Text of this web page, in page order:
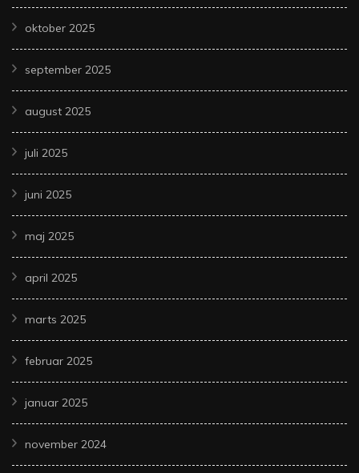
oktober 2025
september 2025
august 2025
juli 2025
juni 2025
maj 2025
april 2025
marts 2025
februar 2025
januar 2025
november 2024